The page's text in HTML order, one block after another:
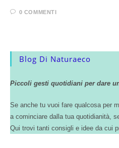
0 COMMENTI
Blog Di Naturaeco
Piccoli gesti quotidiani per dare
Se anche tu vuoi fare qualcosa per
a cominciare dalla tua quotidianità,
Qui trovi tanti consigli e idee da cui